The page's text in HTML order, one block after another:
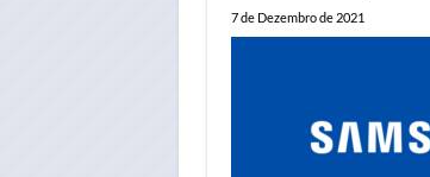
7 de Dezembro de 2021